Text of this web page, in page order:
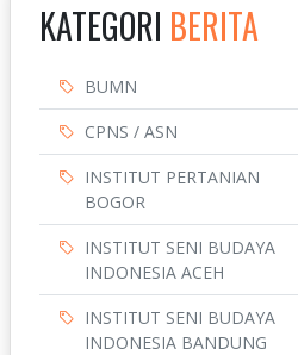
KATEGORI BERITA
BUMN
CPNS / ASN
INSTITUT PERTANIAN
BOGOR
INSTITUT SENI BUDAYA
INDONESIA ACEH
INSTITUT SENI BUDAYA
INDONESIA BANDUNG